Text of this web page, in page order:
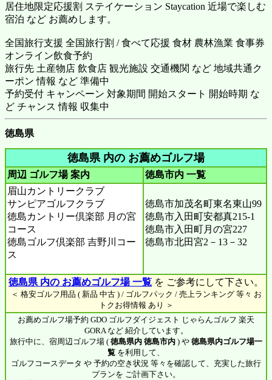
居住地限定応援割 ステイケーション Staycation 近場で楽しむ
宿泊 など お薦めします。
全国旅行支援 全国旅行割 / 食べて応援 食材 農林漁業 食事券
オンライン飲食予約
旅行先 土産物店 飲食店 観光施設 交通機関 など 地域共通ク
ーポン 情報 など 準備中
予約受付 キャンペーン 対象期間 開始スタート 開始時期 な
ど チャンス 情報 収集中
徳島県
徳島県 内の お薦めゴルフ場
周辺 ゴルフ場 案内 徳島市内 一覧
眉山カントリークラブ
サンピアゴルフクラブ
徳島カントリー倶楽部 月の宮
コース
徳島ゴルフ倶楽部 吉野川コー
ス
徳島市加茂名町東名東山99
徳島市入田町安都真215-1
徳島市入田町月の宮227
徳島市北田宮2－13－32
徳島県 内の お薦めゴルフ場 一覧 を ご参考にして下さい。
＜ 格安ゴルフ用品 ( 新品 中古 ) / ゴルフパック / 売上ランキング 等々 お
トクお得情報 あり ＞
お薦めゴルフ場予約 GDO ゴルフダイジェスト じゃらんゴルフ 楽天
GORA など 紹介しています。
旅行中に、宿周辺ゴルフ場 ( 徳島県内 徳島市内 ) や 徳島県内ゴルフ場一
覧 を利用して、
ゴルフコースデータ や 予約の空き状況 等々を確認して、充実した旅行
プランを ご計画下さい。